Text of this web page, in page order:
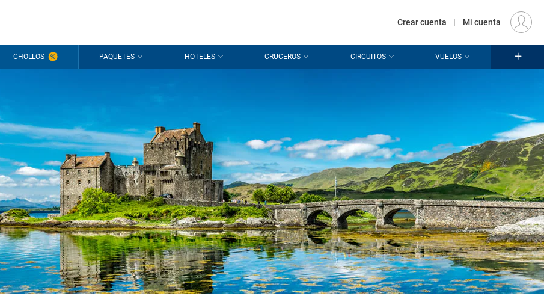
EUR
Crear cuenta | Mi cuenta
CHOLLOS PAQUETES HOTELES CRUCEROS CIRCUITOS VUELOS